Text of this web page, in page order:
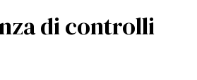
di controlli